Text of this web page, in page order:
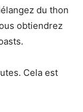
du thon
obtiendrez
Cela est